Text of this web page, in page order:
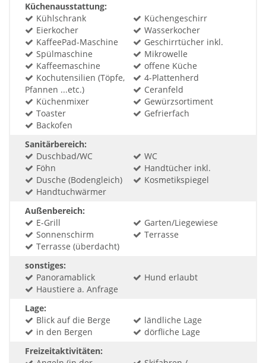
Küchenausstattung:
Kühlschrank
Küchengeschirr
Eierkocher
Wasserkocher
KaffeePad-Maschine
Geschirrtücher inkl.
Spülmaschine
Mikrowelle
Kaffeemaschine
offene Küche
Kochutensilien (Töpfe,
Pfannen ...etc.)
4-Plattenherd
Ceranfeld
Küchenmixer
Gewürzsortiment
Toaster
Gefrierfach
Backofen
Sanitärbereich:
Duschbad/WC
WC
Föhn
Handtücher inkl.
Dusche (Bodengleich)
Kosmetikspiegel
Handtuchwärmer
Außenbereich:
E-Grill
Garten/Liegewiese
Sonnenschirm
Terrasse
Terrasse (überdacht)
sonstiges:
Panoramablick
Hund erlaubt
Haustiere a. Anfrage
Lage:
Blick auf die Berge
ländliche Lage
in den Bergen
dörfliche Lage
Freizeitaktivitäten: